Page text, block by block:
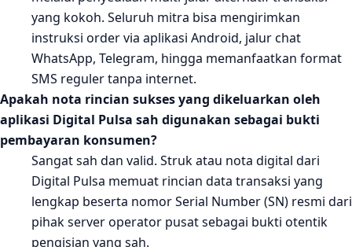
yang kokoh. Seluruh mitra bisa mengirimkan
instruksi order via aplikasi Android, jalur chat
WhatsApp, Telegram, hingga memanfaatkan format
SMS reguler tanpa internet.
Apakah nota rincian sukses yang dikeluarkan oleh
aplikasi Digital Pulsa sah digunakan sebagai bukti
pembayaran konsumen?
Sangat sah dan valid. Struk atau nota digital dari
Digital Pulsa memuat rincian data transaksi yang
lengkap beserta nomor Serial Number (SN) resmi dari
pihak server operator pusat sebagai bukti otentik
pengisian yang sah.